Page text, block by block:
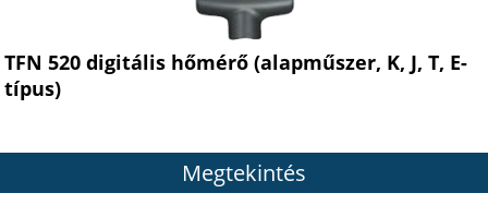
TFN 520 digitális hőmérő (alapműszer, K, J, T, E-
típus)
Megtekintés